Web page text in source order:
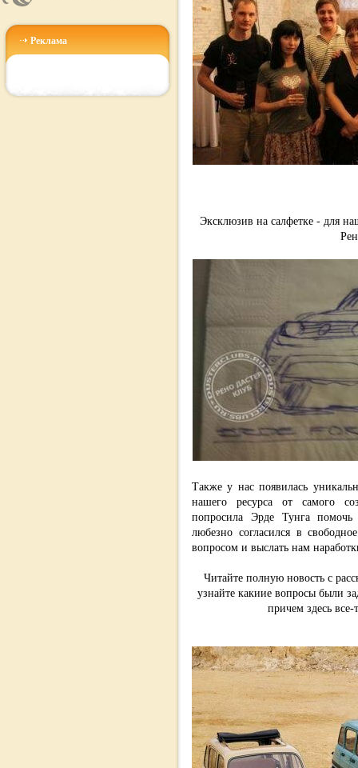
Реклама
Эксклюзив на салфетке - для
Также у нас появилась
нашего ресурса от самого
попросила Эрде Тунга
любезно согласился в
вопросом и выслать нам
Читайте полную новость с
узнайте какиие вопросы были
причем здесь